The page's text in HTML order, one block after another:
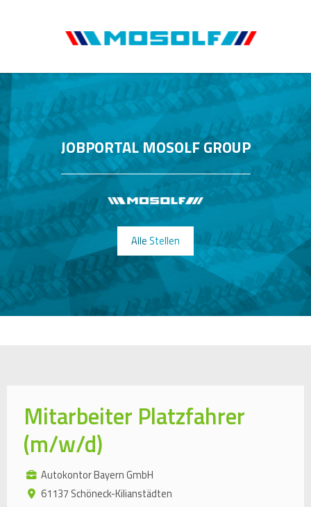
JOBPORTAL MOSOLF GROUP
Alle Stellen
Mitarbeiter Platzfahrer
(m/w/d)
Autokontor Bayern GmbH
61137 Schöneck-Kilianstädten